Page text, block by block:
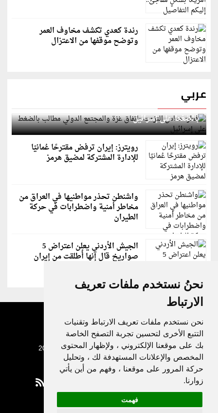
نحنُ نستخدم ملفات تعريف
الارتباط
نحن نستخدم ملفات تعريف الارتباط وتقنيات
التتبع الأخرى لتحسين تجربة التصفح الخاصة
بك على موقعنا الإلكتروني ، ولإظهار المحتوى
المخصص والإعلانات المستهدفة لك ، وتحليل
حركة المرور على موقعنا ، وفهم من أين يأتي
زوارنا.
فهمت
رندة كعدي تكشف مخاوف العمر
وتوضح موقفها من الاعتزال
عربي
قطر: حماس التزمت باتفاق غزة والمجتمع الدولي مطالب
بالضغط على إسرائيل
رويترز: إيران ترفض مقترحًا عُمانيًا
للإدارة المشتركة لمضيق هرمز
واشنطن تحذر مواطنيها في العراق من
مخاطر أمنية واضطرابات في حركة
الطيران
الجيش الأردني يعلن اعتراض 5
صواريخ قال إنها أُطلقت من إيران
جميع الحقوق محفوظة لدنيا الوطن © 2003 - 2022
Privacy Policy